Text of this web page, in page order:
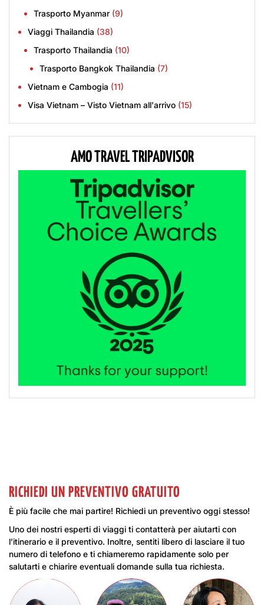
Trasporto Myanmar (9)
Viaggi Thailandia (38)
Trasporto Thailandia (10)
Trasporto Bangkok Thailandia (7)
Vietnam e Cambogia (11)
Visa Vietnam – Visto Vietnam all'arrivo (15)
AMO TRAVEL TRIPADVISOR
RICHIEDI UN PREVENTIVO GRATUITO
È più facile che mai partire! Richiedi un preventivo oggi stesso!
Uno dei nostri esperti di viaggi ti contatterà per aiutarti con
l’itinerario e il preventivo. Inoltre, sentiti libero di lasciare il tuo
numero di telefono e ti chiameremo rapidamente solo per
salutarti e chiarire eventuali domande sulla tua richiesta.